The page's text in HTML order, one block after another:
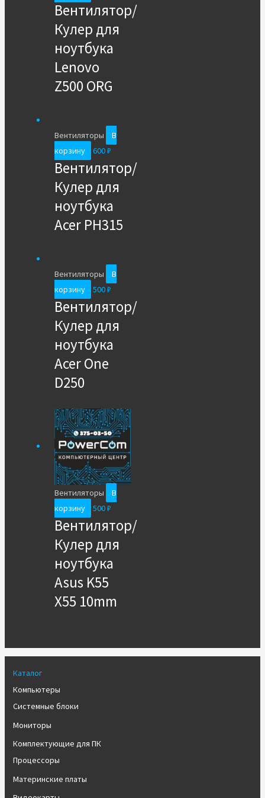
Каталог
Компьютеры
Системные блоки
Мониторы
Комплектующие для ПК
Процессоры
Материнские платы
Вентилятор/
Кулер для
ноутбука
Lenovo
Z500 ORG
Вентиляторы
В
корзину
600₽
Вентилятор/
Кулер для
ноутбука
Acer PH315
Вентиляторы
В
корзину
500₽
Вентилятор/
Кулер для
ноутбука
Acer One
D250
Вентиляторы
В
корзину
500₽
Вентилятор/
Кулер для
ноутбука
Asus K55
X55 10mm